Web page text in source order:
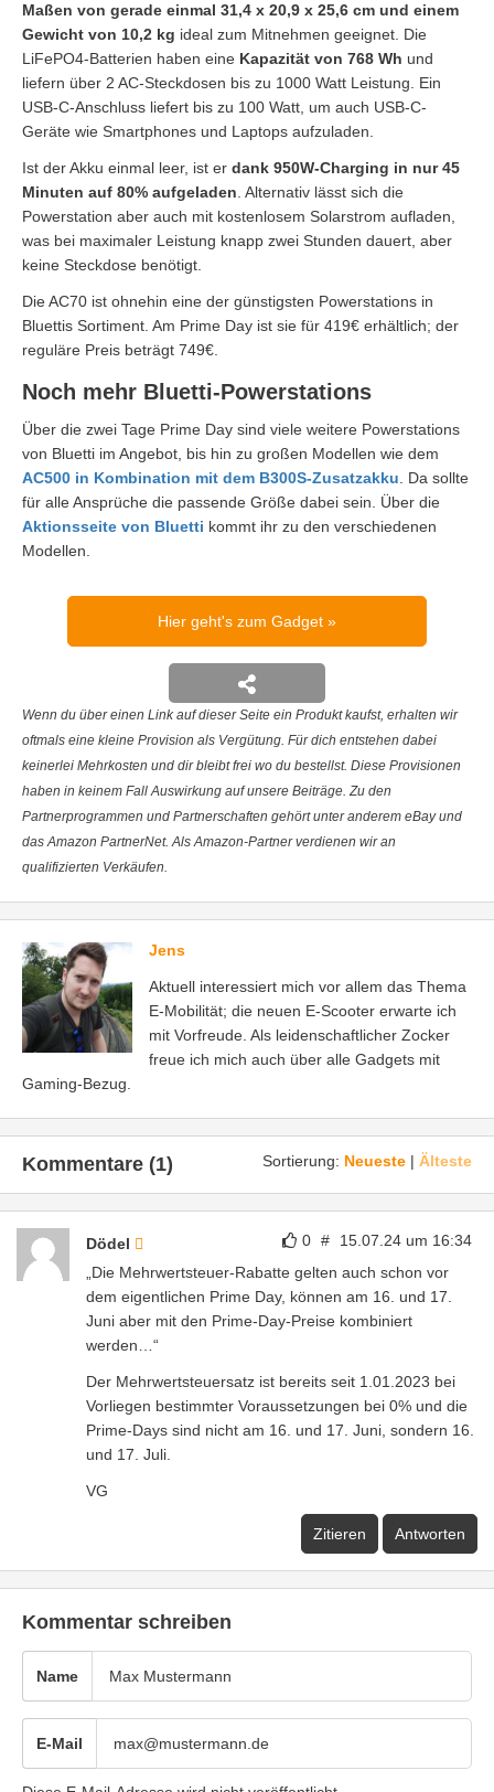
Maßen von gerade einmal 31,4 x 20,9 x 25,6 cm und einem
Gewicht von 10,2 kg ideal zum Mitnehmen geeignet. Die
LiFePO4-Batterien haben eine Kapazität von 768 Wh und
liefern über 2 AC-Steckdosen bis zu 1000 Watt Leistung. Ein
USB-C-Anschluss liefert bis zu 100 Watt, um auch USB-C-
Geräte wie Smartphones und Laptops aufzuladen.
Ist der Akku einmal leer, ist er dank 950W-Charging in nur 45
Minuten auf 80% aufgeladen . Alternativ lässt sich die
Powerstation aber auch mit kostenlosem Solarstrom aufladen,
was bei maximaler Leistung knapp zwei Stunden dauert, aber
keine Steckdose benötigt.
Die AC70 ist ohnehin eine der günstigsten Powerstations in
Bluettis Sortiment. Am Prime Day ist sie für 419€ erhältlich; der
reguläre Preis beträgt 749€.
Noch mehr Bluetti-Powerstations
Über die zwei Tage Prime Day sind viele weitere Powerstations
von Bluetti im Angebot, bis hin zu großen Modellen wie dem
AC500 in Kombination mit dem B300S-Zusatzakku . Da sollte
für alle Ansprüche die passende Größe dabei sein. Über die
Aktionsseite von Bluetti kommt ihr zu den verschiedenen
Modellen.
Hier geht's zum Gadget
Wenn du über einen Link auf dieser Seite ein Produkt kaufst, erhalten wir
oftmals eine kleine Provision als Vergütung. Für dich entstehen dabei
keinerlei Mehrkosten und dir bleibt frei wo du bestellst. Diese Provisionen
haben in keinem Fall Auswirkung auf unsere Beiträge. Zu den
Partnerprogrammen und Partnerschaften gehört unter anderem eBay und
das Amazon PartnerNet. Als Amazon-Partner verdienen wir an
qualifizierten Verkäufen.
Jens
Aktuell interessiert mich vor allem das Thema
E-Mobilität; die neuen E-Scooter erwarte ich
mit Vorfreude. Als leidenschaftlicher Zocker
freue ich mich auch über alle Gadgets mit
Gaming-Bezug.
Sortierung: Neueste | Älteste
Kommentare (1)
0 # 15.07.24 um 16:34
Dödel
„Die Mehrwertsteuer-Rabatte gelten auch schon vor
dem eigentlichen Prime Day, können am 16. und 17.
Juni aber mit den Prime-Day-Preise kombiniert
werden…“
Der Mehrwertsteuersatz ist bereits seit 1.01.2023 bei
Vorliegen bestimmter Voraussetzungen bei 0% und die
Prime-Days sind nicht am 16. und 17. Juni, sondern 16.
und 17. Juli.
VG
Zitieren Antworten
Kommentar schreiben
Name
E-Mail